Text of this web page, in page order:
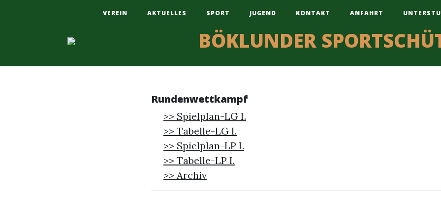
VEREIN AKTUELLES SPORT JUGEND KONTAKT ANFAHRT
BÖKLUNDER
Rundenwettkampf
>> Spielplan-LG I.
>> Tabelle-LG I.
>> Spielplan-LP I.
>> Tabelle-LP I.
>> Archiv